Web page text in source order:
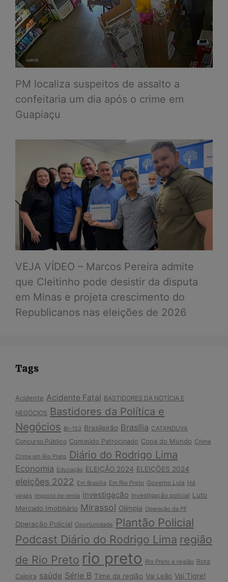
PM localiza suspeitos de assalto a
confeitaria um dia após o crime em
Guapiaçu
VEJA VÍDEO – Marcos Pereira admite
que Cleitinho pode desistir da disputa
em Minas e projeta crescimento do
Republicanos nas eleições de 2026
Tags
Acidente Acidente Fatal BASTIDORES DA NOTÍCIA E
NEGÓCIOS Bastidores da Política e
Negócios Br-153 Brasileirão Brasília CATANDUVA
Concurso Público Conteúdo Patrocinado Copa do Mundo Crime
Crime em Rio Preto Diário do Rodrigo Lima
Economia Educação ELEIÇÃO 2024 ELEIÇÕES 2024
eleições 2022 Em Brasília Em Rio Preto Governo Lula Há
vagas
Imposto de renda investigação Investigação policial Luto
Mercado Imobiliário Mirassol Olímpia Operação da PF
Operação Policial Oportunidade Plantão Policial
Podcast Diário do Rodrigo Lima região
de Rio Preto rio preto Rio Preto e região Rota
Caipira saúde Série B Time da região Vai Leão Vai Tigre!